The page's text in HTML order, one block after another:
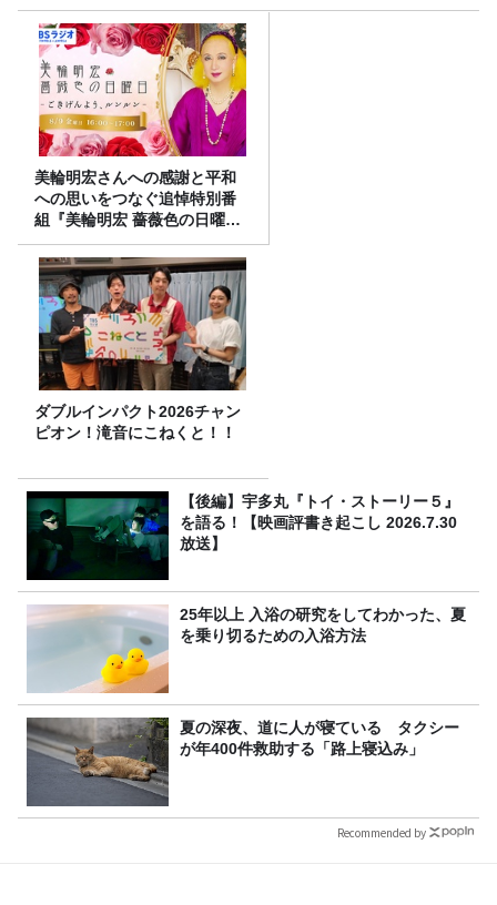
美輪明宏さんへの感謝と平和
への思いをつなぐ追悼特別番
組『美輪明宏 薔薇色の日曜日
～ごきげんよう、ルンルン
～』8/9（日）16時放送
ダブルインパクト2026チャン
ピオン！滝音にこねくと！！
【後編】宇多丸『トイ・ストーリー５』
を語る！【映画評書き起こし 2026.7.30
放送】
25年以上 入浴の研究をしてわかった、夏
を乗り切るための入浴方法
夏の深夜、道に人が寝ている タクシー
が年400件救助する「路上寝込み」
Recommended by